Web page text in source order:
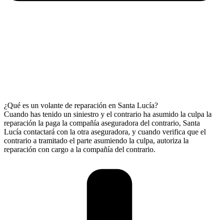
¿Qué es un volante de reparación en Santa Lucía?
Cuando has tenido un siniestro y el contrario ha asumido la culpa la
reparación la paga la compañía aseguradora del contrario, Santa
Lucía contactará con la otra aseguradora, y cuando verifica que el
contrario a tramitado el parte asumiendo la culpa, autoriza la
reparación con cargo a la compañía del contrario.